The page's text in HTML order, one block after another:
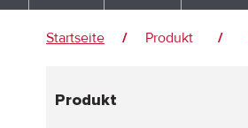
Startseite / Produkt /
Produkt